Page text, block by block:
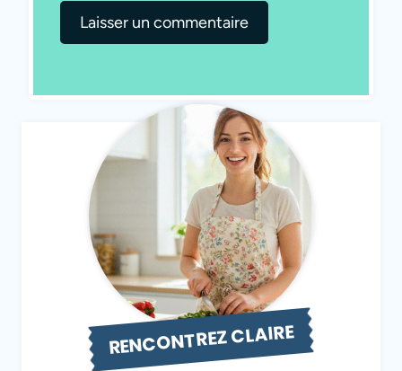
RENCONTREZ CLAIRE